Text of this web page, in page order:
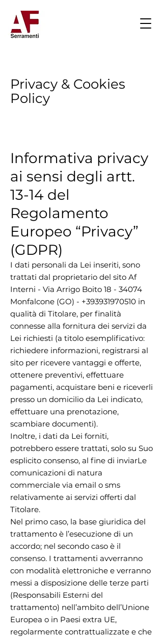
Privacy & Cookies
Policy
Informativa privacy
ai sensi degli artt.
13-14 del
Regolamento
Europeo “Privacy”
(GDPR)
I dati personali da Lei inseriti, sono
trattati dal proprietario del sito Af
Interni - Via Arrigo Boito 18 - 34074
Monfalcone (GO) - +393931970510 in
qualità di Titolare, per finalità
connesse alla fornitura dei servizi da
Lei richiesti (a titolo esemplificativo:
richiedere informazioni, registrarsi al
sito per ricevere vantaggi e offerte,
ottenere preventivi, effettuare
pagamenti, acquistare beni e riceverli
presso un domicilio da Lei indicato,
effettuare una prenotazione,
scambiare documenti).
Inoltre, i dati da Lei forniti,
potrebbero essere trattati, solo su Suo
esplicito consenso, al fine di inviarLe
comunicazioni di natura
commerciale via email o sms
relativamente ai servizi offerti dal
Titolare.
Nel primo caso, la base giuridica del
trattamento è l’esecuzione di un
accordo; nel secondo caso è il
consenso. I trattamenti avverranno
con modalità elettroniche e verranno
messi a disposizione delle terze parti
(Responsabili Esterni del
trattamento) nell’ambito dell’Unione
Europea o in Paesi extra UE,
regolarmente contrattualizzate e che